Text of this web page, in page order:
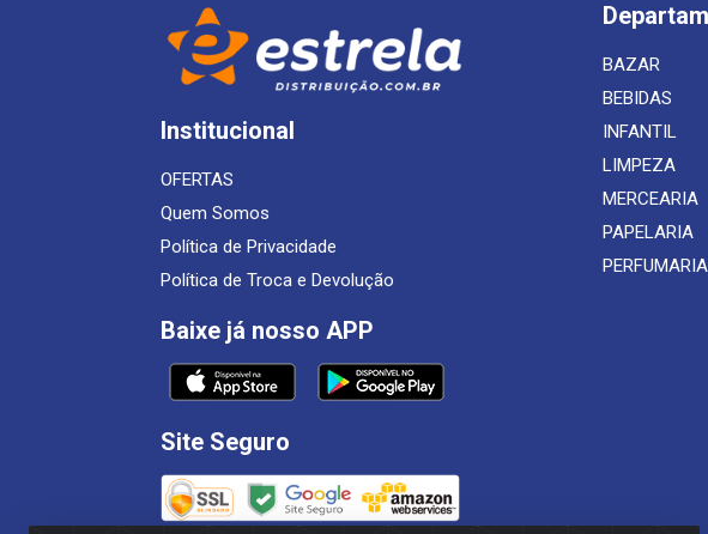
Institucional
OFERTAS
Quem Somos
Política de Privacidade
Política de Troca e Devolução
Baixe já nosso APP
Site Seguro
BAZAR
BEBIDAS
INFANTIL
LIMPEZA
MERCEARIA
PAPELARIA
PERFUMARIA